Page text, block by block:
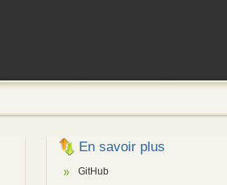
En savoir plus
GitHub